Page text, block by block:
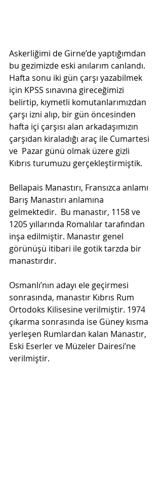
Askerliğimi de Girne’de yaptığımdan
bu gezimizde eski anılarım canlandı.
Hafta sonu iki gün çarşı yazabilmek
için KPSS sınavına gireceğimizi
belirtip, kıymetli komutanlarımızdan
çarşı izni alıp, bir gün öncesinden
hafta içi çarşısı alan arkadaşımızın
çarşıdan kiraladığı araç ile Cumartesi
ve  Pazar günü olmak üzere gizli
Kıbrıs turumuzu gerçekleştirmiştik.
Bellapais Manastırı, Fransızca anlamı
Barış Manastırı anlamına
gelmektedir.  Bu manastır, 1158 ve
1205 yıllarında Romalılar tarafından
inşa edilmiştir. Manastır genel
görünüşü itibari ile gotik tarzda bir
manastırdır.
Osmanlı’nın adayı ele geçirmesi
sonrasında, manastır Kıbrıs Rum
Ortodoks Kilisesine verilmiştir. 1974
çıkarma sonrasında ise Güney kısma
yerleşen Rumlardan kalan Manastır,
Eski Eserler ve Müzeler Dairesi’ne
verilmiştir.